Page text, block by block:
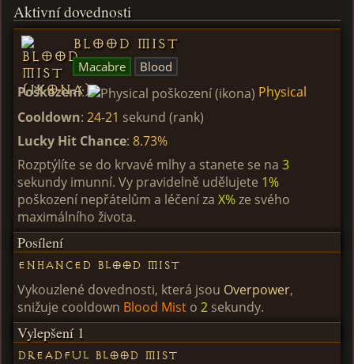
Aktivní dovednosti
Blood Mist
Macabre Blood
Poškození:
Physical
Cooldown: 24-21 sekund (rank)
Lucky Hit Chance: 8.73%
Rozptýlíte se do krvavé mlhy a stanete se na 3
sekundy imunní. Vy pravidelně udělujete 1%
poškození nepřátelům a léčení za X%ze svého
maximálního života.
Posílení
Enhanced Blood Mist
Vykouzlené dovednosti, která jsou Overpower,
snižuje cooldown Blood Mist o 2 sekundy.
Vylepšení 1
Dreadful Blood Mist